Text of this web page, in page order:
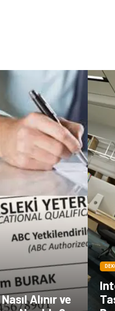
Alınır ve